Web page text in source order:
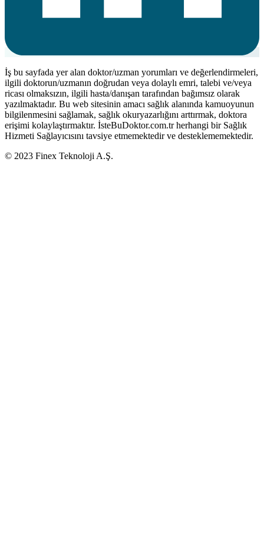
İş bu sayfada yer alan doktor/uzman yorumları ve değerlendirmeleri,
ilgili doktorun/uzmanın doğrudan veya dolaylı emri, talebi ve/veya
ricası olmaksızın, ilgili hasta/danışan tarafından bağımsız olarak
yazılmaktadır. Bu web sitesinin amacı sağlık alanında kamuoyunun
bilgilenmesini sağlamak, sağlık okuryazarlığını arttırmak, doktora
erişimi kolaylaştırmaktır. İsteBuDoktor.com.tr herhangi bir Sağlık
Hizmeti Sağlayıcısını tavsiye etmemektedir ve desteklememektedir.
© 2023 Finex Teknoloji A.Ş.